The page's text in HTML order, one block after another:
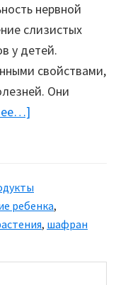
нервной
слизистых
у детей.
свойствами,
Они
свойства
шафрана
ребенка,
, шафран